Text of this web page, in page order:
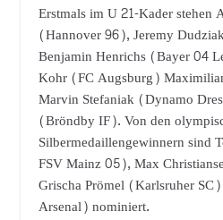
Erstmals im U 21-Kader stehen
(Hannover 96), Jeremy
Benjamin Henrichs (Bayer 04
Kohr (FC Augsburg)
Marvin Stefaniak (Dynamo
(Bröndby IF). Von den
Silbermedaillengewinnern sind
FSV Mainz 05), Max
Grischa Prömel (Karlsruher
Arsenal) nominiert.